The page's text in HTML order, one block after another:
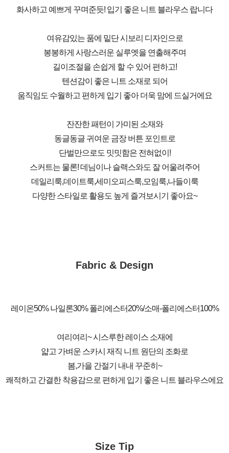
화사하고 예쁘게 꾸며준듯! 입기 좋은 니트 블라우스 랍니다
여유감있는 품에 밑단 시보리 디자인으로
봉봉하게 사랑스러운 실루엣을 연출해주며
길이조절을 손쉽게 할 수 있어 편하고!
텐션감이 좋은 니트 소재로 되어
움직임도 수월하고 편하게 입기 좋아 더욱 맘에 드실거에요
잔잔한 패턴이 가미된 소재와
동글동글 귀여운 금장 버튼 포인트로
단벌만으로도 밋밋함은 전혀없이!
스커트는 물론! 데님이나 슬랙스와도 잘 어울려주어
데일리룩,데이트룩,세미오피스룩,모임룩,나들이룩
다양한 스타일로 활용도 높게 즐겨보시기 좋아요~
Fabric & Design
레이온50% 나일론30% 폴리에스터20%/소매-폴리에스터100%
여리여리~ 시스루한 레이스 소재에
얇고 가벼운 스카시 재직 니트 원단의 조화로
봄,가을 간절기 내내 꾸준히~
쾌적하고 간결한 착용감으로 편하게 입기 좋은 니트 블라우스에요
Size Tip